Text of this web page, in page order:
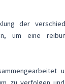
der
um eine